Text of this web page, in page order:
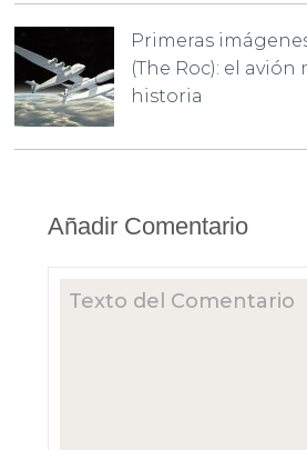
Primeras
(The Roc): el avión
historia
Añadir Comentario